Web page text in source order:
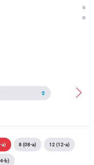
a) 8 (08-a) 12 (12-a)
b)